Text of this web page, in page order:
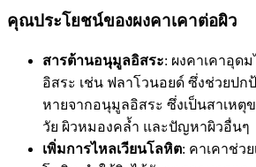
คุณประโยชน์ของผงคาเคาต่อผิว
สารต้านอนุมูลอิสระ: ผงคาเคาอุด
อิสระ เช่น ฟลาโวนอยด์ ซึ่งช่วยปก
หายจากอนุมูลอิสระ ซึ่งเป็นสาเหตุ
วัย ผิวหมองคล้ำ และปัญหาผิวอื่นๆ
เพิ่มการไหลเวียนโลหิต: คาเคาช่ว